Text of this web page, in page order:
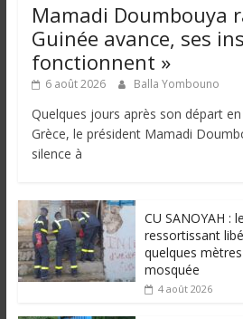
Mamadi Doumbouya
Guinée avance, ses
fonctionnent »
6 août 2026 Balla Yombouno
Quelques jours après son départ
Grèce, le président Mamadi
silence à
CU SANOYAH :
ressortissant
quelques
mosquée
4 août 2026